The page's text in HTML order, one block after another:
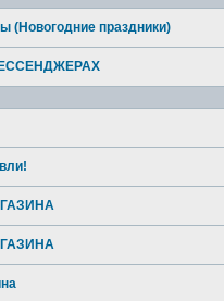
(Новогодние праздники)